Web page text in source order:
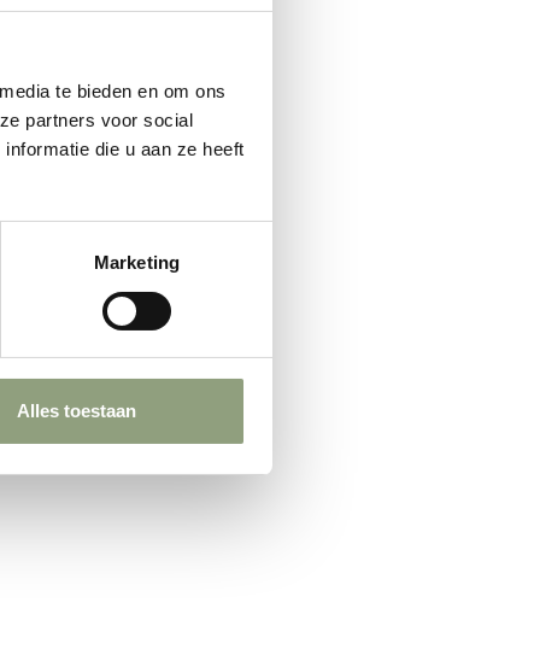
te bieden en om ons
partners voor social
die u aan ze heeft
Marketing
Alles toestaan